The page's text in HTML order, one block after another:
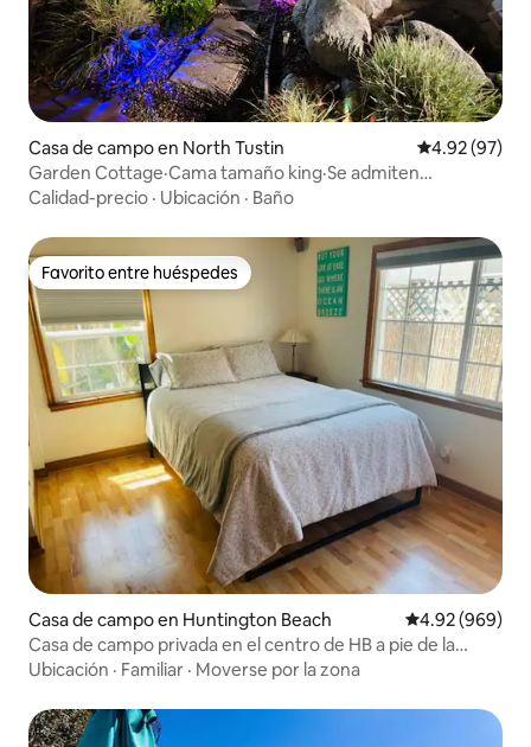
Casa de campo en North Tustin Calificación
4.92 (97)
Garden Cottage·Cama tamaño king·Se admiten
mascotas·Cerca de Disney
Calidad-precio · Ubicación · Baño
Favorito entre huéspedes
Favorito entre huéspedes
Casa de campo en Huntington Beach Calificación
4.92 (969)
Casa de campo privada en el centro de HB a pie de la
playa/calle principal
Ubicación · Familiar · Moverse por la zona